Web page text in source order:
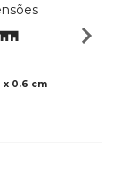
x 0.6 cm